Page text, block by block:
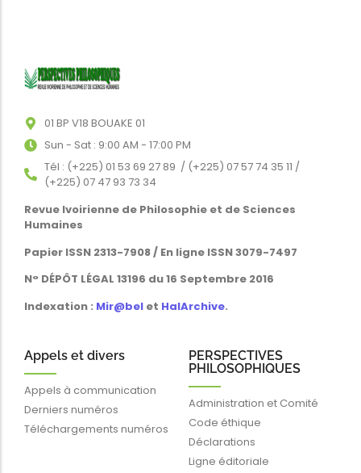
01 BP V18 BOUAKE 01
Sun - Sat : 9:00 AM - 17:00 PM
Tél : (+225) 01 53 69 27 89 / (+225) 07 57 74 35 11 /
(+225) 07 47 93 73 34
Revue Ivoirienne de Philosophie et de Sciences
Humaines
Papier ISSN 2313-7908 / En ligne ISSN 3079-7497
N° DÉPÔT LÉGAL 13196 du 16 Septembre 2016
Indexation : Mir@bel et HalArchive.
Appels et divers
Appels à communication
Derniers numéros
Téléchargements numéros
PERSPECTIVES
PHILOSOPHIQUES
Administration et Comité
Code éthique
Déclarations
Ligne éditoriale